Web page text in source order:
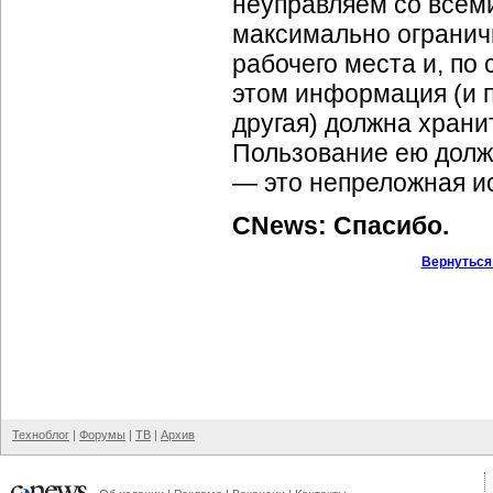
максимально
рабочего места и, по
этом информация (и
другая) должна
Пользование ею
— это непреложная
CNews: Спасибо.
Техноблог | Форумы | ТВ | Архив